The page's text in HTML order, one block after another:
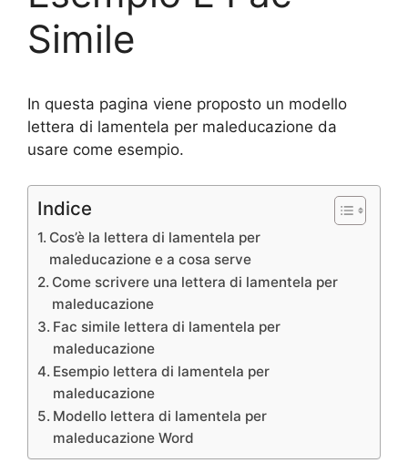
Simile
In questa pagina viene proposto un modello
lettera di lamentela per maleducazione da
usare come esempio.
Indice
Cos’è la lettera di lamentela per
maleducazione e a cosa serve
Come scrivere una lettera di lamentela per
maleducazione
Fac simile lettera di lamentela per
maleducazione
Esempio lettera di lamentela per
maleducazione
Modello lettera di lamentela per
maleducazione Word